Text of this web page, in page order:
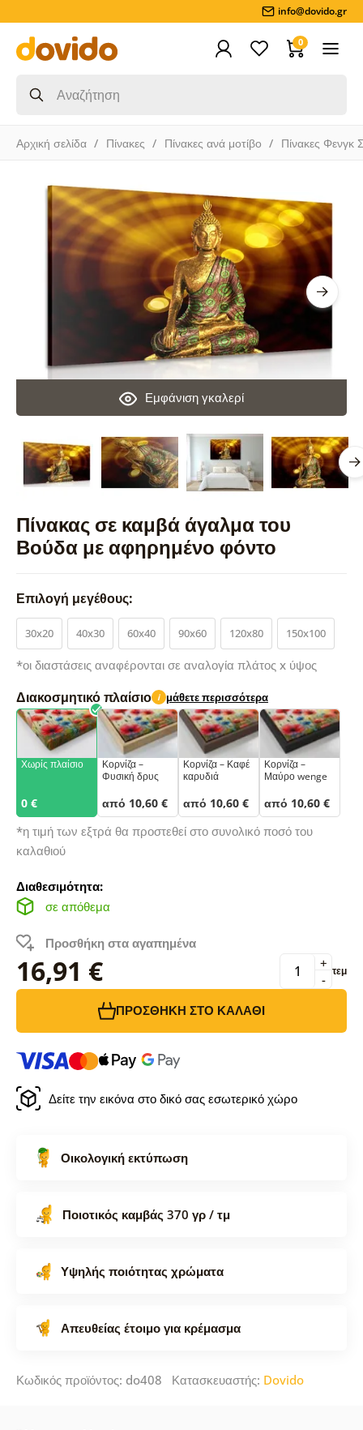
info@dovido.gr
0
Αρχική σελίδα Πίνακες Πίνακες ανά μοτίβο Πίνακες Φενγκ
Πίνακας σε καμβά άγαλμα του
Βούδα με αφηρημένο φόντο
Εμφάνιση γκαλερί
Επιλογή μεγέθους:
30x20 40x30 60x40 90x60 120x80 150x100
*οι διαστάσεις αναφέρονται σε αναλογία πλάτος x ύψος
Διακοσμητικό πλαίσιο i μάθετε περισσότερα
Χωρίς πλαίσιο
0 €
Κορνίζα –
Φυσική δρυς
από 10,60 €
Κορνίζα – Καφέ
καρυδιά
από 10,60 €
Κορνίζα –
Μαύρο wenge
από 10,60 €
*η τιμή των εξτρά θα προστεθεί στο συνολικό ποσό του
καλαθιού
Διαθεσιμότητα:
σε απόθεμα
Προσθήκη στα αγαπημένα
16,91 € -
+ τεμ
ΠΡΟΣΘΉΚΗ ΣΤΟ ΚΑΛΆΘΙ
Δείτε την εικόνα στο δικό σας εσωτερικό χώρο
Οικολογική εκτύπωση
Ποιοτικός καμβάς 370 γρ / τμ
Υψηλής ποιότητας χρώματα
Απευθείας έτοιμο για κρέμασμα
Κωδικός προϊόντος: do408 Κατασκευαστής: Dovido